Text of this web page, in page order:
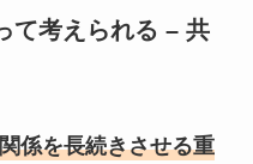
て考えられる – 共
係を長続きさせる重